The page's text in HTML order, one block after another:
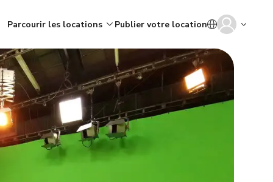
Parcourir les locations Publier votre location